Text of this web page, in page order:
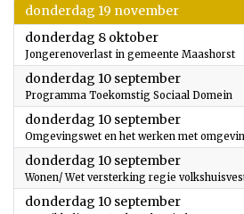
donderdag 19 november2026
donderdag 8 oktober2026
Jongerenoverlast in gemeente Maashorst
donderdag 10 september2026
Programma Toekomstig Sociaal Domein
donderdag 10 september2026
Omgevingswet en het werken met
donderdag 10 september2026
Wonen/ Wet versterking regie
donderdag 10 september2026